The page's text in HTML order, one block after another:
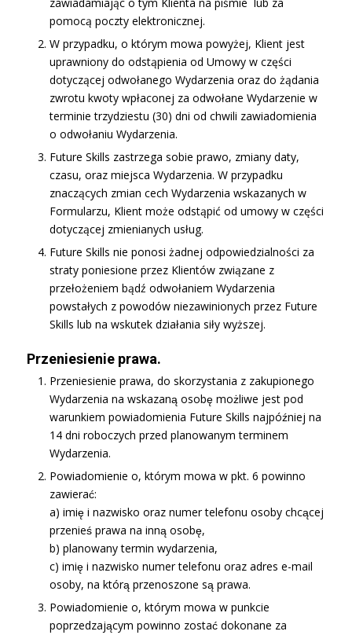
pomocą poczty elektronicznej.
W przypadku, o którym mowa powyżej, Klient jest
uprawniony do odstąpienia od Umowy w części
dotyczącej odwołanego Wydarzenia oraz do żądania
zwrotu kwoty wpłaconej za odwołane Wydarzenie w
terminie trzydziestu (30) dni od chwili zawiadomienia
o odwołaniu Wydarzenia.
Future Skills zastrzega sobie prawo, zmiany daty,
czasu, oraz miejsca Wydarzenia. W przypadku
znaczących zmian cech Wydarzenia wskazanych w
Formularzu, Klient może odstąpić od umowy w części
dotyczącej zmienianych usług.
Future Skills nie ponosi żadnej odpowiedzialności za
straty poniesione przez Klientów związane z
przełożeniem bądź odwołaniem Wydarzenia
powstałych z powodów niezawinionych przez Future
Skills lub na wskutek działania siły wyższej.
Przeniesienie prawa.
Przeniesienie prawa, do skorzystania z zakupionego
Wydarzenia na wskazaną osobę możliwe jest pod
warunkiem powiadomienia Future Skills najpóźniej na
14 dni roboczych przed planowanym terminem
Wydarzenia.
Powiadomienie o, którym mowa w pkt. 6 powinno
zawierać:
a) imię i nazwisko oraz numer telefonu osoby chcącej
przenieś prawa na inną osobę,
b) planowany termin wydarzenia,
c) imię i nazwisko numer telefonu oraz adres e-mail
osoby, na którą przenoszone są prawa.
Powiadomienie o, którym mowa w punkcie
poprzedzającym powinno zostać dokonane za